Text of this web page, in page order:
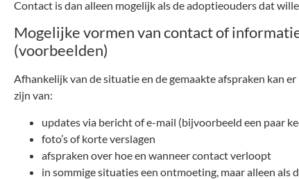
Contact is dan alleen mogelijk als de adoptieouders dat
Mogelijke vormen van contact of
(voorbeelden)
Afhankelijk van de situatie en de gemaakte afspraken kan
zijn van:
updates via bericht of e-mail (bijvoorbeeld een paar
foto’s of korte verslagen
afspraken over hoe en wanneer contact verloopt
in sommige situaties een ontmoeting, maar alleen als